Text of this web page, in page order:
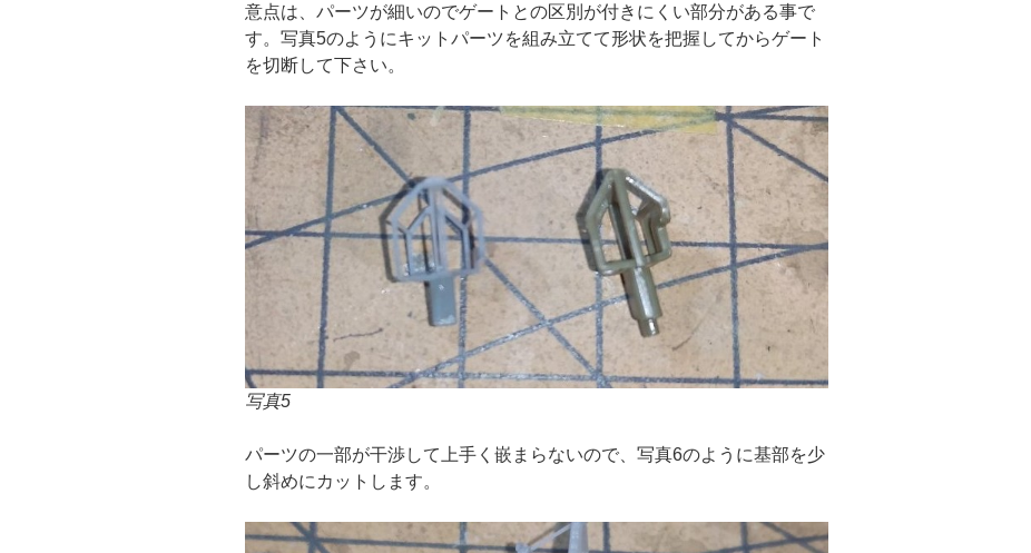
意点は、パーツが細いのでゲートとの区別が付きにくい部分がある事で
す。写真5のようにキットパーツを組み立てて形状を把握してからゲート
を切断して下さい。
写真5
パーツの一部が干渉して上手く嵌まらないので、写真6のように基部を少
し斜めにカットします。